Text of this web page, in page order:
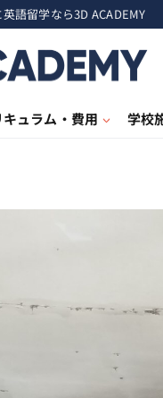
語留学なら3D ACADEMY
キュラム・費用 学校